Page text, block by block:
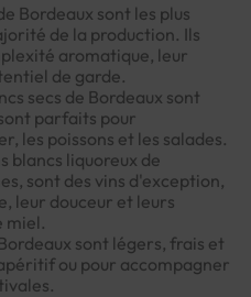
Bordeaux sont les plus
de la production. Ils
aromatique, leur
de garde.
secs de Bordeaux sont
parfaits pour
les poissons et les salades.
blancs liquoreux de
sont des vins d'exception,
leur douceur et leurs
miel.
sont légers, frais et
ou pour accompagner